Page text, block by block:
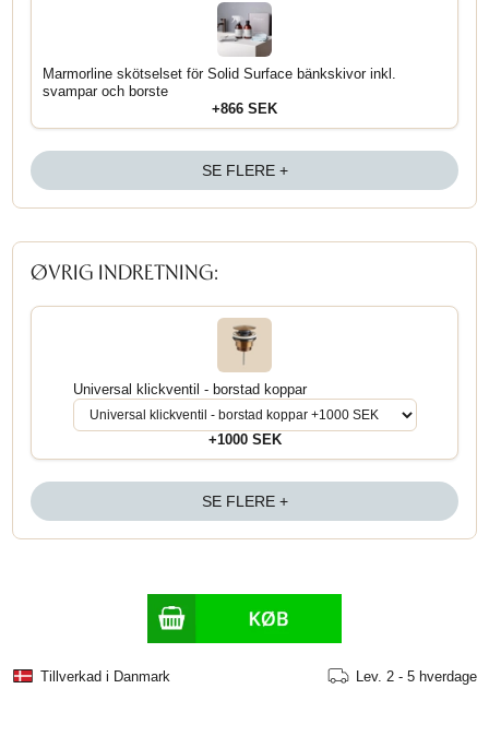
Marmorline skötselset för Solid Surface bänkskivor inkl.
svampar och borste
+866 SEK
SE FLERE +
ØVRIG INDRETNING:
Universal klickventil - borstad koppar
+1000 SEK
SE FLERE +
Tillverkad i Danmark Lev. 2 - 5 hverdage